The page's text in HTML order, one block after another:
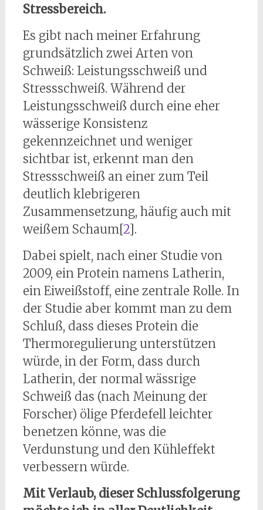
Stressbereich.
Es gibt nach meiner Erfahrung
grundsätzlich zwei Arten von
Schweiß: Leistungsschweiß und
Stressschweiß. Während der
Leistungsschweiß durch eine eher
wässerige Konsistenz
gekennzeichnet und weniger
sichtbar ist, erkennt man den
Stressschweiß an einer zum Teil
deutlich klebrigeren
Zusammensetzung, häufig auch mit
weißem Schaum[2].
Dabei spielt, nach einer Studie von
2009, ein Protein namens Latherin,
ein Eiweißstoff, eine zentrale Rolle. In
der Studie aber kommt man zu dem
Schluß, dass dieses Protein die
Thermoregulierung unterstützen
würde, in der Form, dass durch
Latherin, der normal wässrige
Schweiß das (nach Meinung der
Forscher) ölige Pferdefell leichter
benetzen könne, was die
Verdunstung und den Kühleffekt
verbessern würde.
Mit Verlaub, dieser Schlussfolgerung